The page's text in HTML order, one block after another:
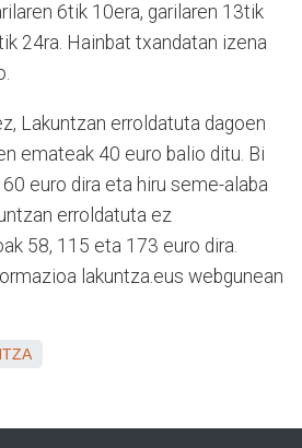
6tik 10era, garilaren 13tik
24ra. Hainbat txandatan izena
Lakuntzan erroldatuta dagoen
emateak 40 euro balio ditu. Bi
euro dira eta hiru seme-alaba
erroldatuta ez
58, 115 eta 173 euro dira.
lakuntza.eus webgunean